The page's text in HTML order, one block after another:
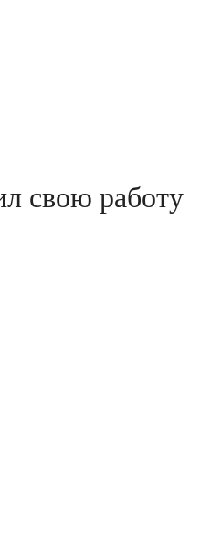
свою работу